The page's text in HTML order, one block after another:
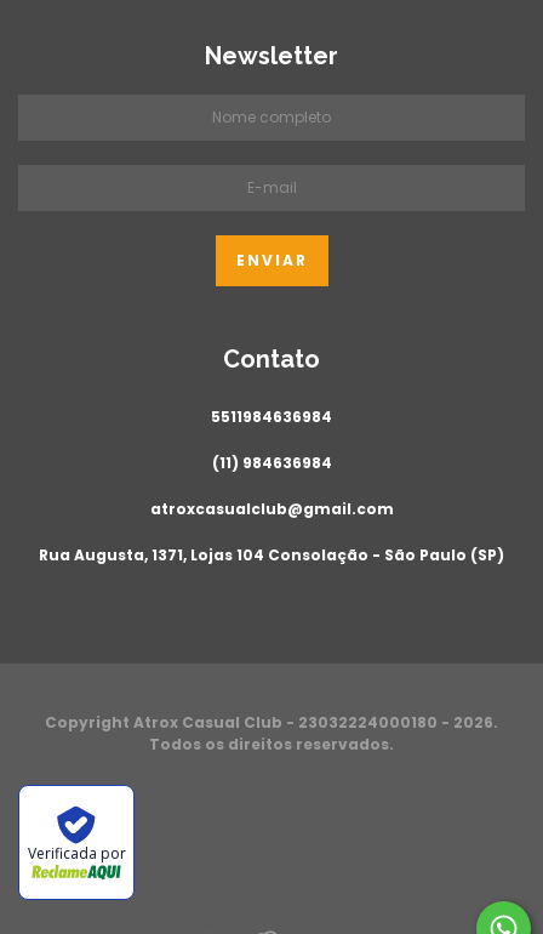
Newsletter
Contato
5511984636984
(11) 984636984
atroxcasualclub@gmail.com
Rua Augusta, 1371, Lojas 104 Consolação - São Paulo (SP)
Copyright Atrox Casual Club - 23032224000180 - 2026.
Todos os direitos reservados.
Verificada por